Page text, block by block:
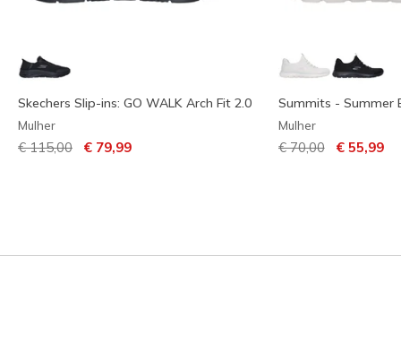
Skechers Slip-ins: GO WALK Arch Fit 2.0
Mulher
Preço com desconto de
€ 115,00 para
€ 79,99
Summits - Summer
Mulher
Preço com
€ 70,00para
€ 55,99